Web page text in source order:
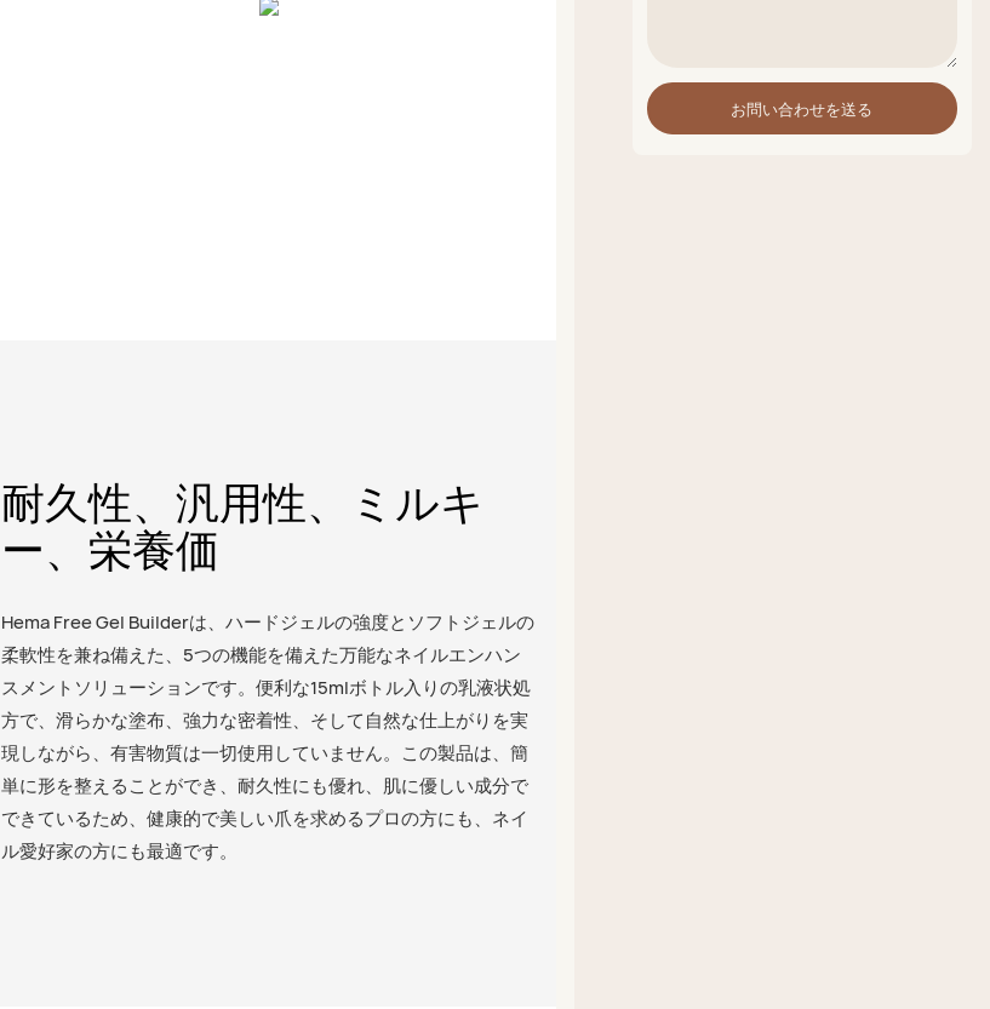
耐久性、汎用性、ミルキ
ー、栄養価
Hema Free Gel Builderは、ハードジェルの強度とソフトジェルの
柔軟性を兼ね備えた、5つの機能を備えた万能なネイルエンハン
スメントソリューションです。便利な15mlボトル入りの乳液状処
方で、滑らかな塗布、強力な密着性、そして自然な仕上がりを実
現しながら、有害物質は一切使用していません。この製品は、簡
単に形を整えることができ、耐久性にも優れ、肌に優しい成分で
できているため、健康的で美しい爪を求めるプロの方にも、ネイ
ル愛好家の方にも最適です。
お問い合わせを送る